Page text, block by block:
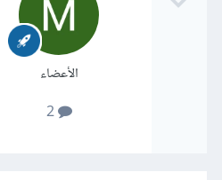
الأعضاء
2